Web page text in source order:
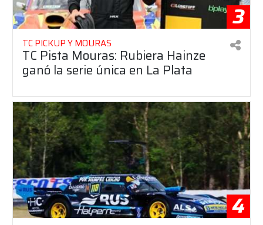
3
TC PICKUP Y MOURAS
TC Pista Mouras: Rubiera Hainze
ganó la serie única en La Plata
4